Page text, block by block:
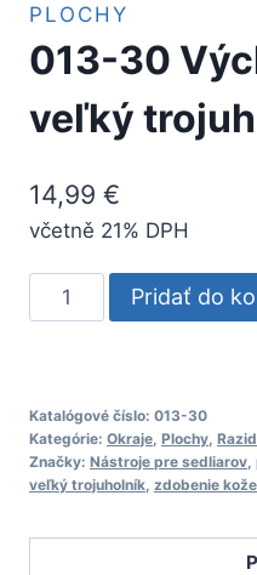
PLOCHY
013-30
veľký
14,99 €
včetně 21% DPH
množstvo
013-
slnka
–
veľký
Pridať do
Katalógové číslo: 013-30
Kategórie: Okraje, Plochy,
Značky: Nástroje pre sedliarov,
veľký trojuholník, zdobenie kože